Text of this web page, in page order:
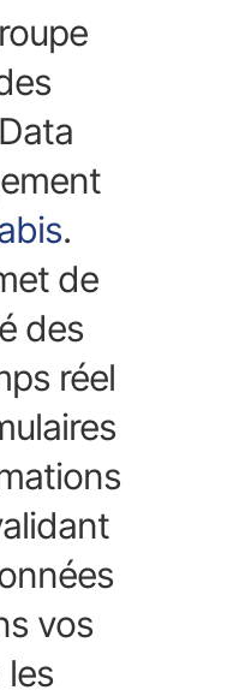
.
de
des
réel
vos
les